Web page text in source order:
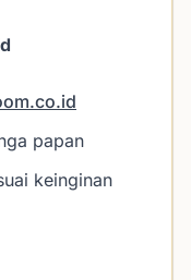
papan
keinginan